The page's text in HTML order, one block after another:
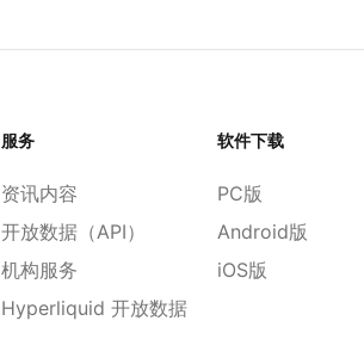
服务
资讯内容
开放数据（API）
机构服务
Hyperliquid 开放数据
软件下载
PC版
Android版
iOS版